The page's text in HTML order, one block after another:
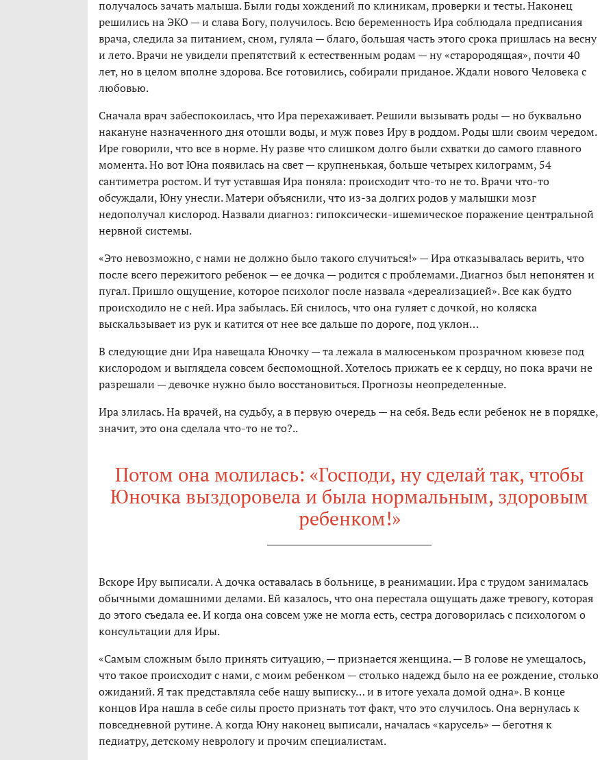
получалось зачать малыша. Были годы хождений по клиникам, проверки и тесты. Наконец
решились на ЭКО — и слава Богу, получилось. Всю беременность Ира соблюдала предписания
врача, следила за питанием, сном, гуляла — благо, большая часть этого срока пришлась на весну
и лето. Врачи не увидели препятствий к естественным родам — ну «старородящая», почти 40
лет, но в целом вполне здорова. Все готовились, собирали приданое. Ждали нового Человека с
любовью.
Сначала врач забеспокоилась, что Ира перехаживает. Решили вызывать роды — но буквально
накануне назначенного дня отошли воды, и муж повез Иру в роддом. Роды шли своим чередом.
Ире говорили, что все в норме. Ну разве что слишком долго были схватки до самого главного
момента. Но вот Юна появилась на свет — крупненькая, больше четырех килограмм, 54
сантиметра ростом. И тут уставшая Ира поняла: происходит что-то не то. Врачи что-то
обсуждали, Юну унесли. Матери объяснили, что из-за долгих родов у малышки мозг
недополучал кислород. Назвали диагноз: гипоксически-ишемическое поражение центральной
нервной системы.
«Это невозможно, с нами не должно было такого случиться!» — Ира отказывалась верить, что
после всего пережитого ребенок — ее дочка — родится с проблемами. Диагноз был непонятен и
пугал. Пришло ощущение, которое психолог после назвала «дереализацией». Все как будто
происходило не с ней. Ира забылась. Ей снилось, что она гуляет с дочкой, но коляска
выскальзывает из рук и катится от нее все дальше по дороге, под уклон…
В следующие дни Ира навещала Юночку — та лежала в малюсеньком прозрачном кювезе под
кислородом и выглядела совсем беспомощной. Хотелось прижать ее к сердцу, но пока врачи не
разрешали — девочке нужно было восстановиться. Прогнозы неопределенные.
Ира злилась. На врачей, на судьбу, а в первую очередь — на себя. Ведь если ребенок не в порядке,
значит, это она сделала что-то не то?..
Потом она молилась: «Господи, ну сделай так, чтобы
Юночка выздоровела и была нормальным, здоровым
ребенком!»
Вскоре Иру выписали. А дочка оставалась в больнице, в реанимации. Ира с трудом занималась
обычными домашними делами. Ей казалось, что она перестала ощущать даже тревогу, которая
до этого съедала ее. И когда она совсем уже не могла есть, сестра договорилась с психологом о
консультации для Иры.
«Самым сложным было принять ситуацию, — признается женщина. — В голове не умещалось,
что такое происходит с нами, с моим ребенком — столько надежд было на ее рождение, столько
ожиданий. Я так представляла себе нашу выписку… и в итоге уехала домой одна». В конце
концов Ира нашла в себе силы просто признать тот факт, что это случилось. Она вернулась к
повседневной рутине. А когда Юну наконец выписали, началась «карусель» — беготня к
педиатру, детскому неврологу и прочим специалистам.